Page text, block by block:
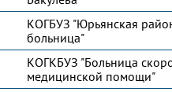
КОГБУЗ "Юрьянская
больница"
КОГКБУЗ "Больница
медицинской помощи"